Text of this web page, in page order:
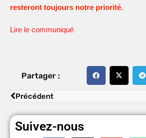
resteront toujours notre priorité.
Lire le communiqué
Partager :
Précédent
Suivez-nous